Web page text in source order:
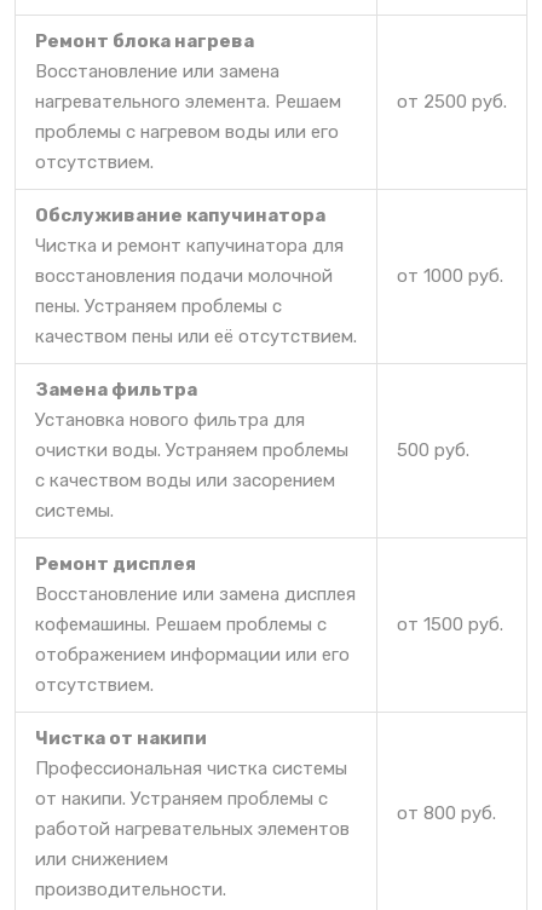
Ремонт блока нагрева
Восстановление или замена
нагревательного элемента. Решаем
проблемы с нагревом воды или его
отсутствием.
от 2500 руб.
Обслуживание капучинатора
Чистка и ремонт капучинатора для
восстановления подачи молочной
пены. Устраняем проблемы с
качеством пены или её отсутствием.
от 1000 руб.
Замена фильтра
Установка нового фильтра для
очистки воды. Устраняем проблемы
с качеством воды или засорением
системы.
500 руб.
Ремонт дисплея
Восстановление или замена дисплея
кофемашины. Решаем проблемы с
отображением информации или его
отсутствием.
от 1500 руб.
Чистка от накипи
Профессиональная чистка системы
от накипи. Устраняем проблемы с
работой нагревательных элементов
или снижением
производительности.
от 800 руб.